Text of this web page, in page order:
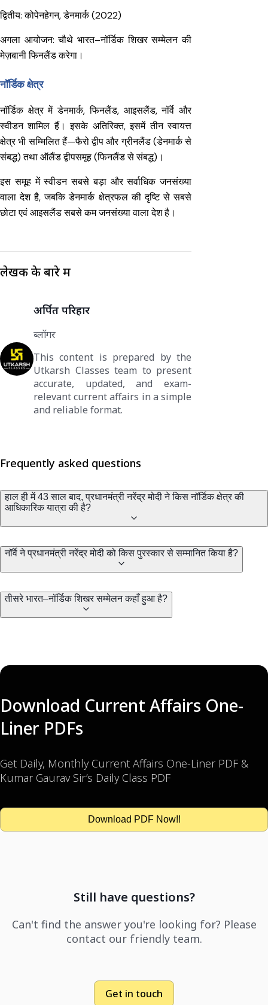
द्वितीय: कोपेनहेगन, डेनमार्क (2022)
अगला आयोजन: चौथे भारत–नॉर्डिक शिखर सम्मेलन की
मेज़बानी फिनलैंड करेगा।
नॉर्डिक क्षेत्र
नॉर्डिक क्षेत्र में डेनमार्क, फिनलैंड, आइसलैंड, नॉर्वे और
स्वीडन शामिल हैं। इसके अतिरिक्त, इसमें तीन स्वायत्त
क्षेत्र भी सम्मिलित हैं—फैरो द्वीप और ग्रीनलैंड (डेनमार्क से
संबद्ध) तथा ऑलैंड द्वीपसमूह (फिनलैंड से संबद्ध)।
इस समूह में स्वीडन सबसे बड़ा और सर्वाधिक जनसंख्या
वाला देश है, जबकि डेनमार्क क्षेत्रफल की दृष्टि से सबसे
छोटा एवं आइसलैंड सबसे कम जनसंख्या वाला देश है।
लेखक के बारे में
अर्पित परिहार
ब्लॉगर
This content is prepared by the
Utkarsh Classes team to present
accurate, updated, and exam-
relevant current affairs in a simple
and reliable format.
Frequently asked questions
हाल ही में 43 साल बाद, प्रधानमंत्री नरेंद्र मोदी ने किस नॉर्डिक क्षेत्र की
आधिकारिक यात्रा की है?
नॉर्वे ने प्रधानमंत्री नरेंद्र मोदी को किस पुरस्कार से सम्मानित किया है?
तीसरे भारत–नॉर्डिक शिखर सम्मेलन कहाँ हुआ है?
Download Current Affairs One-
Liner PDFs
Get Daily, Monthly Current Affairs One-Liner PDF &
Kumar Gaurav Sir’s Daily Class PDF
Download PDF Now!!
Still have questions?
Can't find the answer you're looking for? Please
contact our friendly team.
Get in touch